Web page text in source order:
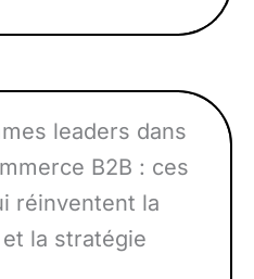
leaders dans
B2B : ces
réinventent la
la stratégie